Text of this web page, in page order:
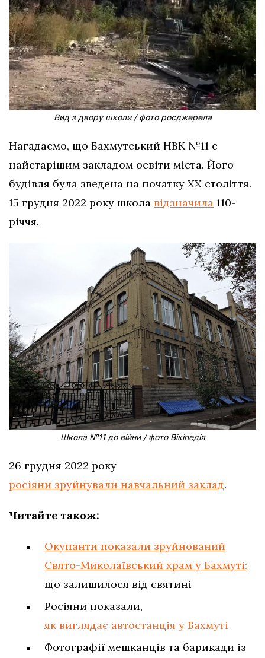
Вид з двору школи / фото росджерела
Нагадаємо, що Бахмутський НВК №11 є
найстарішим закладом освіти міста. Його
будівля була зведена на початку ХХ століття.
15 грудня 2022 року школа відзначила 110-
річчя.
Школа №11 до війни / фото Вікіпедія
26 грудня 2022 року
росіяни зруйнували навчальний заклад.
Читайте також:
Окупанти показали зруйнований
Свято-Миколаївський храм у Бахмуті:
що залишилося від святині
Росіяни показали,
як виглядає автостанція у Бахмуті
Фотографії мешканців та барикади із